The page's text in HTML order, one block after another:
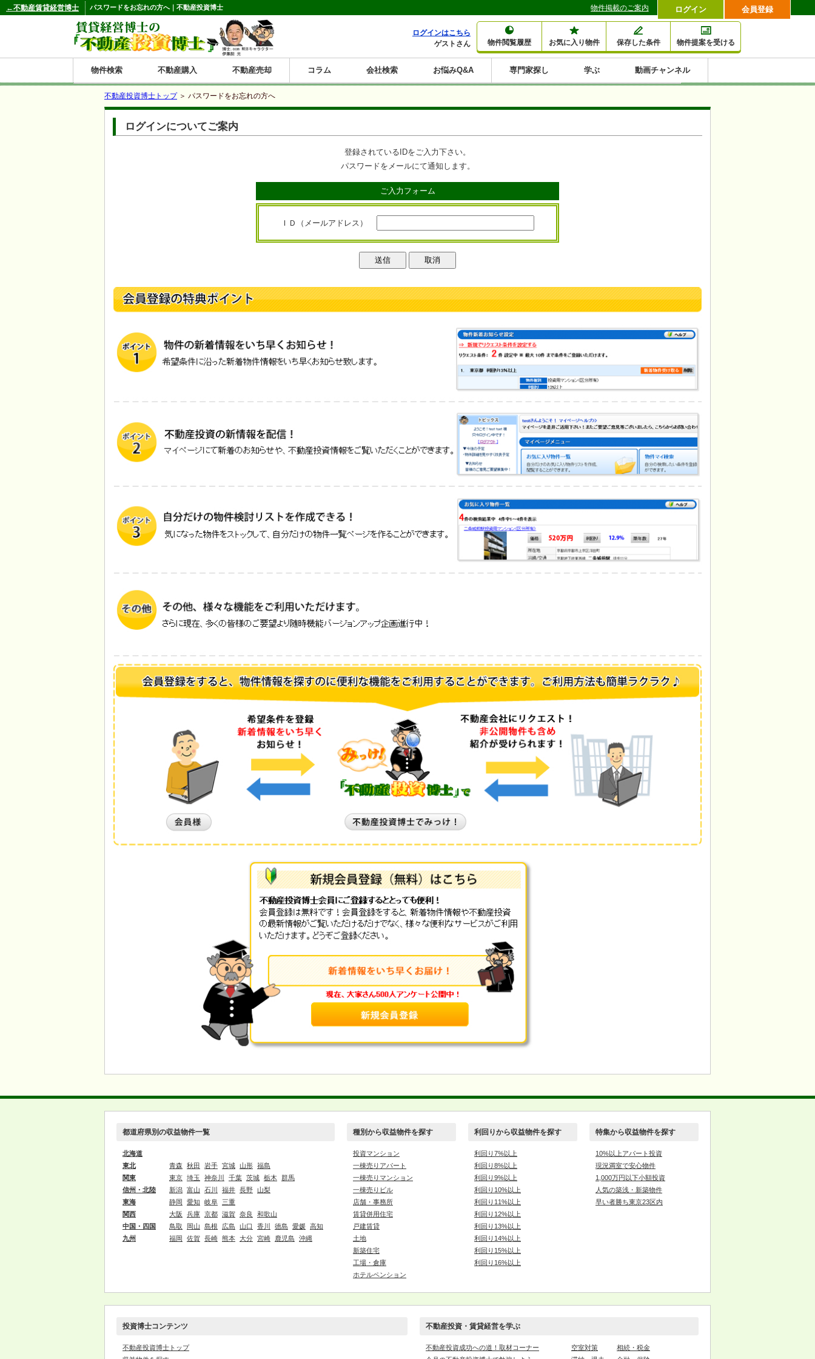
パスワードをお忘れの方へ｜不動産投資博士
物件閲覧履歴 お気に入り物件 保存した条件 物件提案を受ける
ログインはこちら
ゲストさん
物件検索
青森
秋田
岩手
宮城
山形
福島
東京
埼玉
神奈川
千葉
茨城
栃木
群馬
新潟
富山
石川
福井
長野
山梨
静岡
愛知
岐阜
三重
大阪
兵庫
京都
滋賀
奈良
和歌山
鳥取
岡山
島根
広島
山口
香川
徳島
愛媛
高知
福岡
佐賀
長崎
熊本
大分
宮崎
鹿児島
沖縄
不動産購入 不動産売却 コラム 会社検索 お悩みQ&A 専門家探し 学ぶ 動画チャンネル
ログイン 会員登録
物件掲載のご案内
←不動産賃貸経営博士
不動産投資博士トップ＞ パスワードをお忘れの方へ
ログインについてご案内
登録されているIDをご入力下さい。
パスワードをメールにて通知します。
ご入力フォーム
ＩＤ（メールアドレス）
都道府県別の収益物件一覧
北海道
東北
青森 秋田 岩手 宮城 山形 福島
関東
東京 埼玉 神奈川 千葉 茨城 栃木
群馬
信州・北陸
新潟 富山 石川 福井 長野
山梨
東海
静岡 愛知 岐阜
三重
関西
大阪 兵庫 京都 滋賀 奈良
和歌山
中国・四国
鳥取 岡山 島根 広島 山口 香川 徳島 愛媛 高知
九州
福岡 佐賀 長崎 熊本 大分 宮崎 鹿児島 沖縄
種別から収益物件を探す
投資マンション
一棟売りアパート
一棟売りマンション
一棟売りビル
店舗・事務所
賃貸併用住宅
戸建賃貸
土地
新築住宅
工場・倉庫
ホテルペンション
利回りから収益物件を探す
利回り7%以上
利回り8%以上
利回り9%以上
利回り10%以上
利回り11%以上
利回り12%以上
利回り13%以上
利回り14%以上
利回り15%以上
利回り16%以上
特集から収益物件を探す
10%以上アパート投資
現況満室で安心物件
1,000万円以下小額投資
人気の築浅・新築物件
早い者勝ち東京23区内
投資博士コンテンツ
不動産投資博士トップ
不動産投資・賃貸経営を学ぶ
不動産投資成功への道！取材コーナー
空室対策
相続・税金